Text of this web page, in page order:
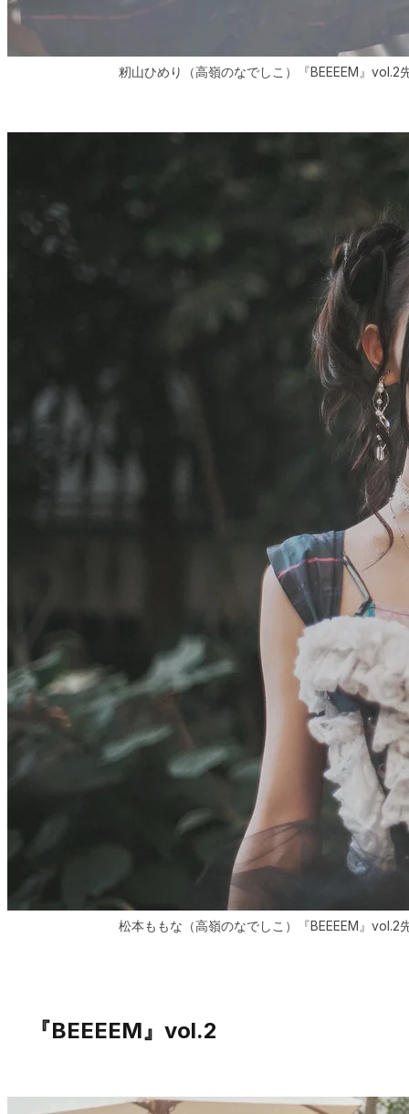
籾山ひめり（高嶺のなでしこ）『BEEEEM』
松本ももな（高嶺のなでしこ）『BEEEEM』
『BEEEEM』vol.2